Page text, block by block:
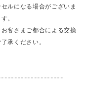
ルになる場合がございま
。
客さまご都合による交換
承ください。